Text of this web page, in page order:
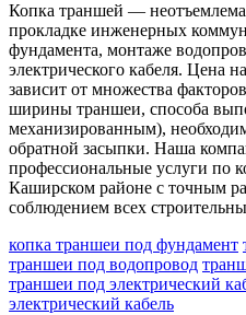
Копка траншей —
прокладке инженерных
фундамента, монтаже
электрического кабеля. Цена
зависит от множества
ширины траншеи, способа
механизированным),
обратной засыпки. Наша
профессиональные услуги по
Каширском районе с точным
соблюдением всех
копка траншеи под фундамент
траншеи под водопровод
траншеи под электрический
электрический кабель